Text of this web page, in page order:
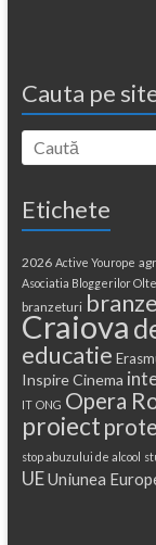
Cauta pe
Etichete
2026 Active Yourope
Asociatia Bloggerilor
branzeturi
Craiova
educatie
Inspire Cinema
IT ONG Opera
proiect
stop abuzului de alcool
UEUniunea